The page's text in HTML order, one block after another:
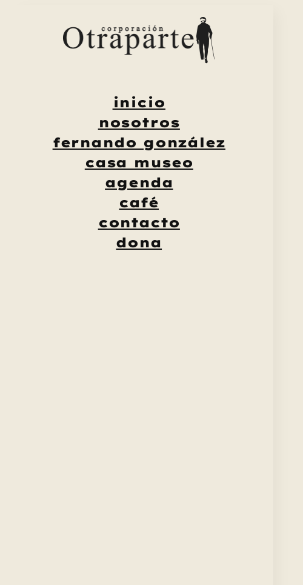
inicio
nosotros
fernando gonzález
casa museo
agenda
café
contacto
dona